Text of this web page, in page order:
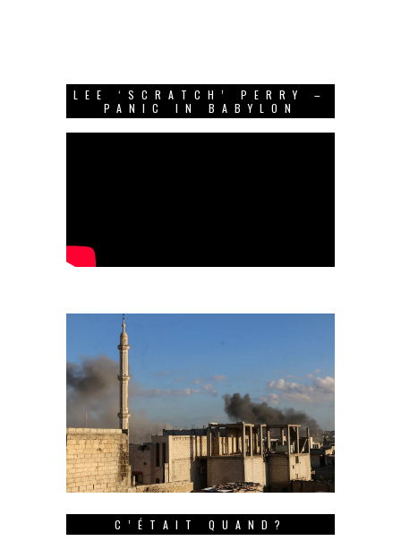
LEE ‘SCRATCH’ PERRY –
PANIC IN BABYLON
C’ÉTAIT QUAND?